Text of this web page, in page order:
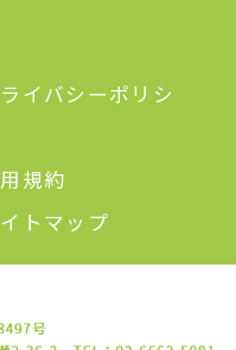
イバシーポリシ
規約
トマップ